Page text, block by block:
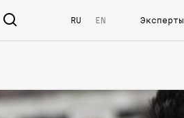
RU EN Эксперты